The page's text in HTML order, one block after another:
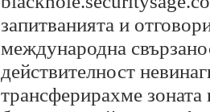
запитванията и
международна
действителност
трансферирахме